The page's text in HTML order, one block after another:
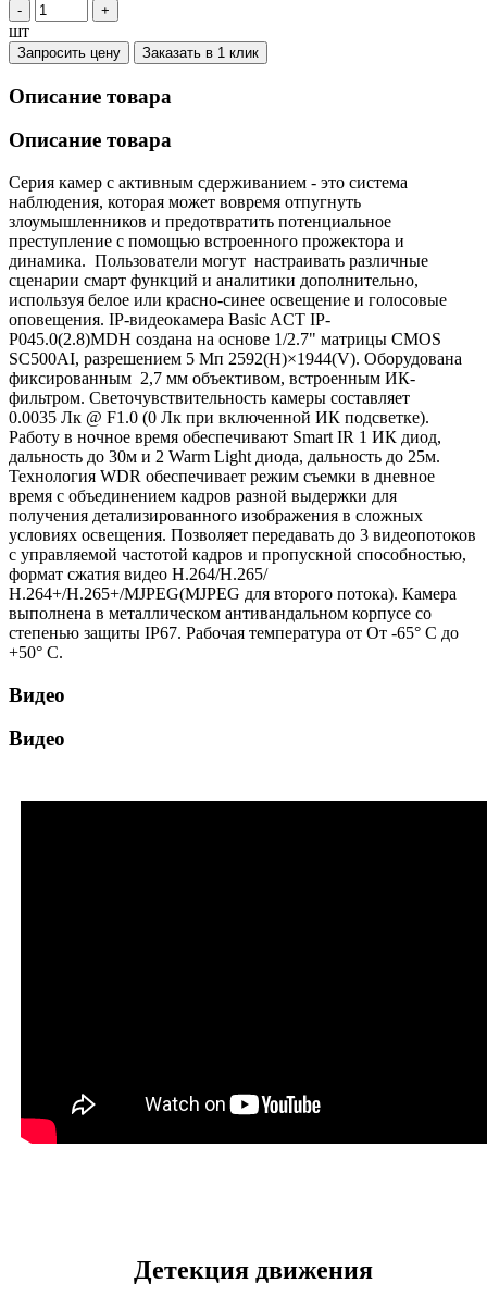
- +
шт
Запросить цену Заказать в 1 клик
Описание товара
Описание товара
Серия камер с активным сдерживанием - это система
наблюдения, которая может вовремя отпугнуть
злоумышленников и предотвратить потенциальное
преступление с помощью встроенного прожектора и
динамика. Пользователи могут настраивать различные
сценарии смарт функций и аналитики дополнительно,
используя белое или красно-синее освещение и голосовые
оповещения. IP-видеокамера Basic ACT IP-
P045.0(2.8)MDH создана на основе 1/2.7" матрицы CMOS
SC500AI, разрешением 5 Мп 2592(H)×1944(V). Оборудована
фиксированным 2,7 мм объективом, встроенным ИК-
фильтром. Светочувствительность камеры составляет
0.0035 Лк @ F1.0 (0 Лк при включенной ИК подсветке).
Работу в ночное время обеспечивают Smart IR 1 ИК диод,
дальность до 30м и 2 Warm Light диода, дальность до 25м.
Технология WDR обеспечивает режим съемки в дневное
время с объединением кадров разной выдержки для
получения детализированного изображения в сложных
условиях освещения. Позволяет передавать до 3 видеопотоков
с управляемой частотой кадров и пропускной способностью,
формат сжатия видео Н.264/H.265/
Н.264+/H.265+/MJPEG(MJPEG для второго потока). Камера
выполнена в металлическом антивандальном корпусе со
степенью защиты IP67. Рабочая температура от От -65° С до
+50° С.
Видео
Видео
Детекция движения